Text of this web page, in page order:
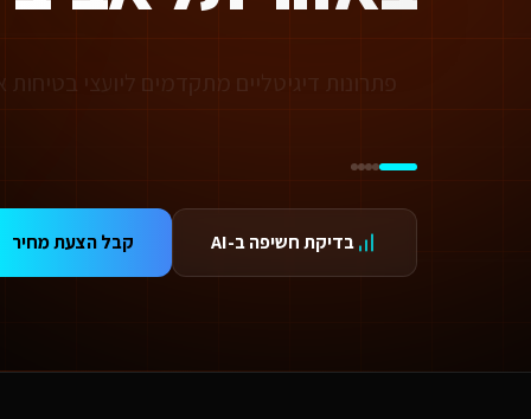
שאלות נפוצות על
האם יש עלויות נוספות מעבר לפיתוח?
העלות כוללת את הפיתוח, העלייה לאוויר וההדרכה. בנוסף יש עלות חודשית של אחסון ותחזוקה (החל מ-250₪/חודש) הכוללת גיבויים, עדכוני אבטחה ותמיכה טכנית. עבור שירותים דיגיטליים
בדיקת חשיפה ב-AI קבל הצעת מחיר